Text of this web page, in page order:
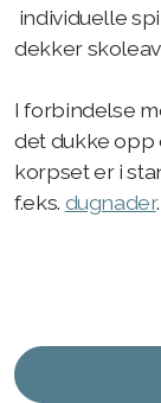
individuelle
dekker
I forbindelse
det dukke opp
korpset er i
f.eks. dugnader.